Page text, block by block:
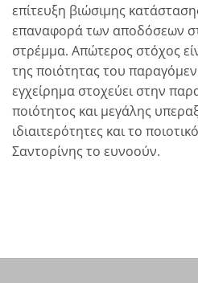
επίτευξη βιώσιμης
επαναφορά των αποδόσεων
στρέμμα. Απώτερος στόχος
της ποιότητας του
εγχείρημα στοχεύει στην
ποιότητος και μεγάλης
ιδιαιτερότητες και το
Σαντορίνης το ευνοούν.